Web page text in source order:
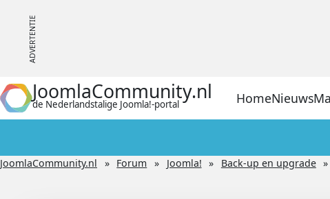
JoomlaCommunity.nl
de Nederlandstalige Joomla!-portal HomeNieuws
JoomlaCommunity.nl Forum Joomla! Back-up en upgrade